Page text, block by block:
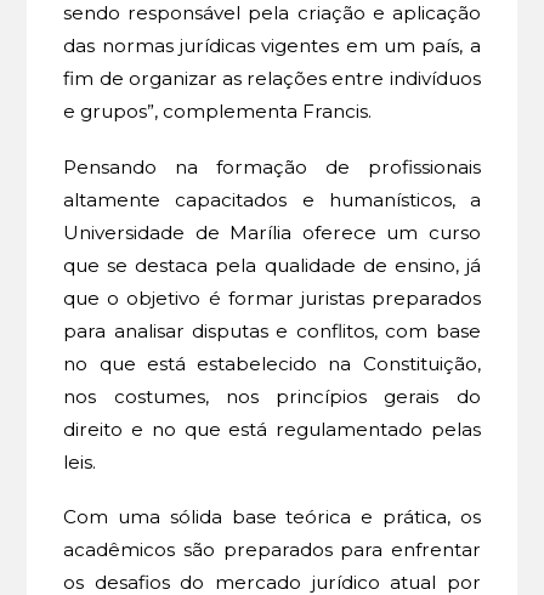
sendo responsável pela criação e aplicação
das normas jurídicas vigentes em um país, a
fim de organizar as relações entre indivíduos
e grupos”, complementa Francis.
Pensando na formação de profissionais
altamente capacitados e humanísticos, a
Universidade de Marília oferece um curso
que se destaca pela qualidade de ensino, já
que o objetivo é formar juristas preparados
para analisar disputas e conflitos, com base
no que está estabelecido na Constituição,
nos costumes, nos princípios gerais do
direito e no que está regulamentado pelas
leis.
Com uma sólida base teórica e prática, os
acadêmicos são preparados para enfrentar
os desafios do mercado jurídico atual por